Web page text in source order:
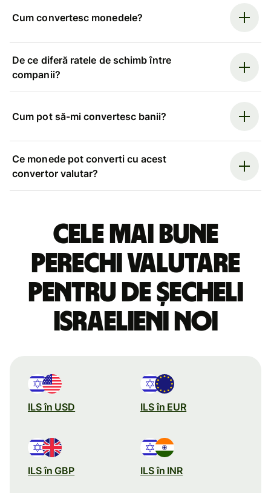
Cum convertesc monedele?
De ce diferă ratele de schimb între
companii?
Cum pot să-mi convertesc banii?
Ce monede pot converti cu acest
convertor valutar?
Cele mai bune
perechi valutare
pentru de șecheli
israelieni noi
ILS în USD ILS în EUR
ILS în GBP ILS în INR